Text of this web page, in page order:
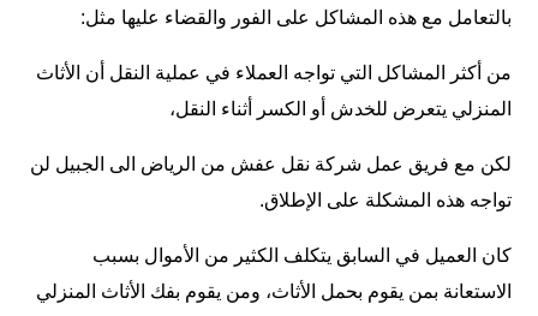
بالتعامل مع هذه المشاكل على الفور والقضاء عليها مثل:
من أكثر المشاكل التي تواجه العملاء في عملية النقل أن الأثاث
المنزلي يتعرض للخدش أو الكسر أثناء النقل،
لكن مع فريق عمل شركة نقل عفش من الرياض الى الجبيل لن
تواجه هذه المشكلة على الإطلاق.
كان العميل في السابق يتكلف الكثير من الأموال بسبب
الاستعانة بمن يقوم بحمل الأثاث، ومن يقوم بفك الأثاث المنزلي